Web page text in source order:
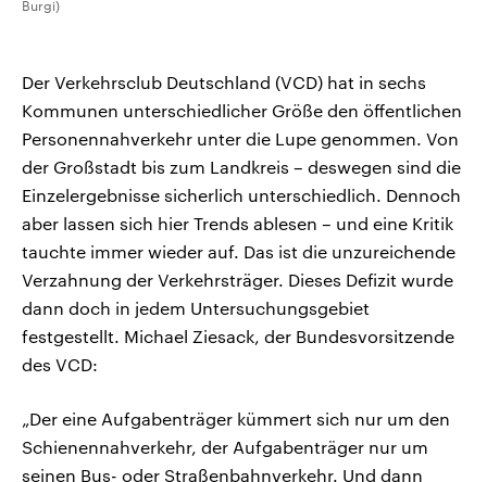
Burgi)
Der Verkehrsclub Deutschland (VCD) hat in sechs
Kommunen unterschiedlicher Größe den öffentlichen
Personennahverkehr unter die Lupe genommen. Von
der Großstadt bis zum Landkreis – deswegen sind die
Einzelergebnisse sicherlich unterschiedlich. Dennoch
aber lassen sich hier Trends ablesen – und eine Kritik
tauchte immer wieder auf. Das ist die unzureichende
Verzahnung der Verkehrsträger. Dieses Defizit wurde
dann doch in jedem Untersuchungsgebiet
festgestellt. Michael Ziesack, der Bundesvorsitzende
des VCD:
„Der eine Aufgabenträger kümmert sich nur um den
Schienennahverkehr, der Aufgabenträger nur um
seinen Bus- oder Straßenbahnverkehr. Und dann